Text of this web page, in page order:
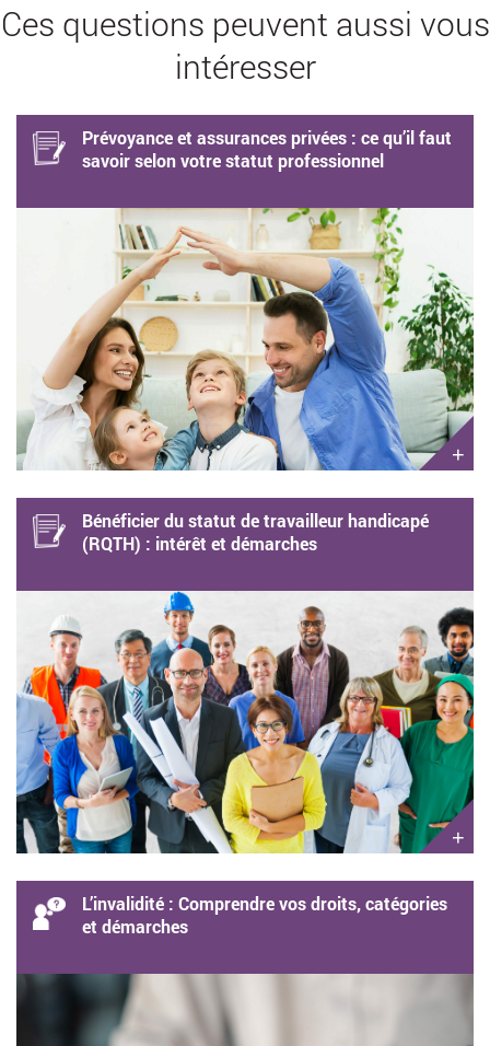
Ces questions peuvent aussi vous
intéresser
Prévoyance et assurances privées : ce qu’il faut
savoir selon votre statut professionnel
+
Bénéficier du statut de travailleur handicapé
(RQTH) : intérêt et démarches
+
L’invalidité : Comprendre vos droits, catégories
et démarches